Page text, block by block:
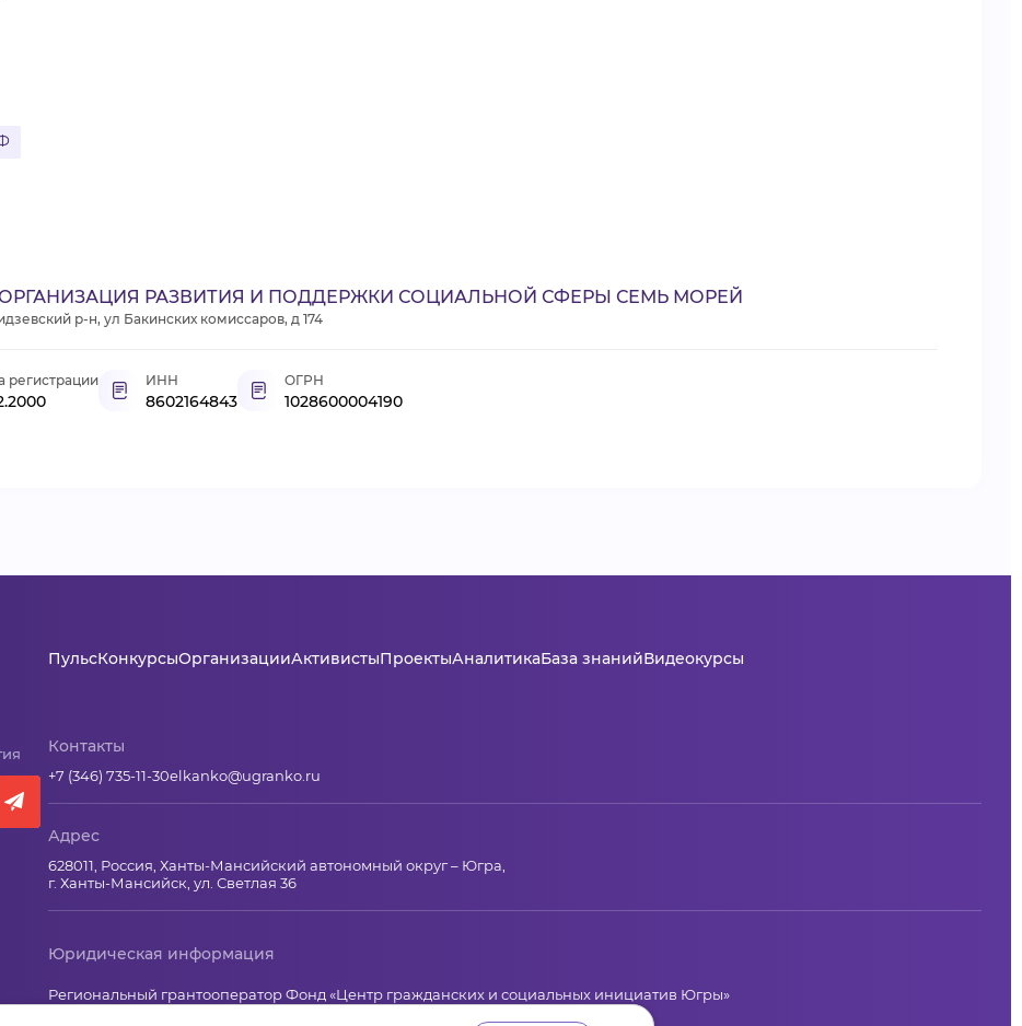
РАЗВИТИЯ И ПОДДЕРЖКИ СОЦИАЛЬНОЙ СФЕРЫ СЕМЬ МОРЕЙ
р-н, ул Бакинских комиссаров, д 174
регистрации ИНН
8602164843
ОГРН
1028600004190
ПульсКонкурсыОрганизацииАктивистыПроектыАналитикаБаза знанийВидеокурсы
Контакты
+7 (346) 735-11-30elkanko@ugranko.ru
Адрес
628011, Россия, Ханты-Мансийский автономный округ – Югра,
г. Ханты-Мансийск, ул. Светлая 36
Юридическая информация
Региональный грантооператор Фонд «Центр гражданских и социальных инициатив Югры»
Юридический и почтовый адрес: 628011, Ханты-Мансийск, ул.Светлая, 36